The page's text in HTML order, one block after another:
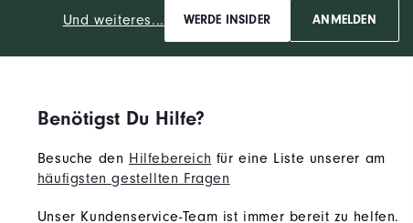
Und weiteres... WERDE INSIDER ANMELDEN
Benötigst Du Hilfe?
Besuche den Hilfebereich für eine Liste unserer am
häufigsten gestellten Fragen
Unser Kundenservice-Team ist immer bereit zu helfen.